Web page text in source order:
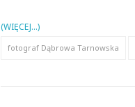
(WIĘCEJ…)
fotograf Dąbrowa Tarnowska